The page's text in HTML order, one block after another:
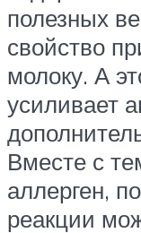
полезных
свойство
молоку. А
усиливает
Вместе с
аллерген,
реакции